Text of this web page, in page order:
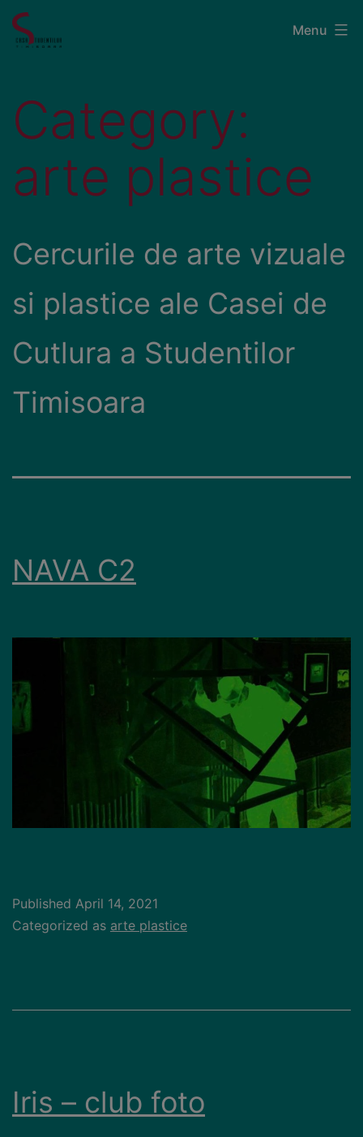
Menu
Category:
arte plastice
Cercurile de arte vizuale
si plastice ale Casei de
Cutlura a Studentilor
Timisoara
NAVA C2
Published April 14, 2021
Categorized as arte plastice
Iris – club foto